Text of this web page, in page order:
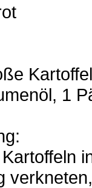
1